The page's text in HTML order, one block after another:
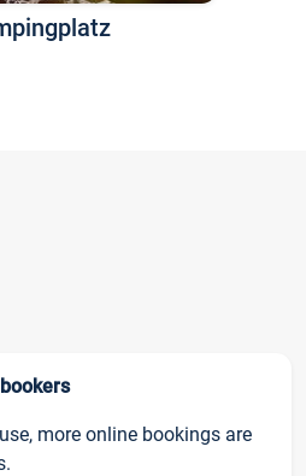
more online bookings are